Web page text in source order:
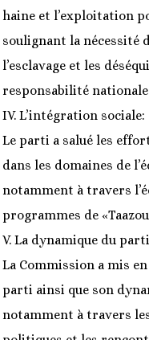
haine et l’exploitation
soulignant la nécessité
l’esclavage et les
responsabilité
IV. L’intégration sociale:
Le parti a salué les
dans les domaines de
notamment à travers
programmes de
V. La dynamique du
La Commission a mis
parti ainsi que son
notamment à travers